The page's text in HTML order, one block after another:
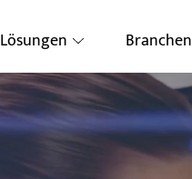
Lösungen Branchen